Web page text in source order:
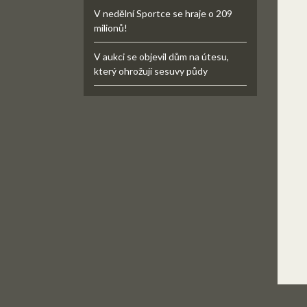
V nedělní Sportce se hraje o 209
milionů!
V aukci se objevil dům na útesu,
který ohrožují sesuvy půdy